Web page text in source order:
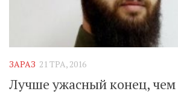
ЗАРАЗ 21 ТРА, 2016
Лучше ужасный конец, чем